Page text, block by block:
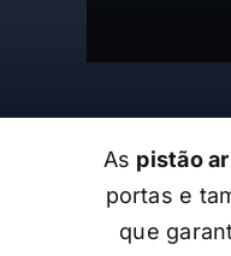
As pistão
portas e
que